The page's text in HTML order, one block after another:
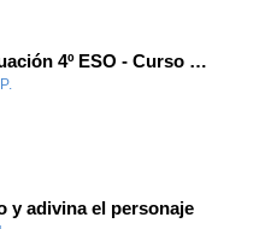
Discurso graduación 4º ESO - Curso 25/26
y adivina el personaje